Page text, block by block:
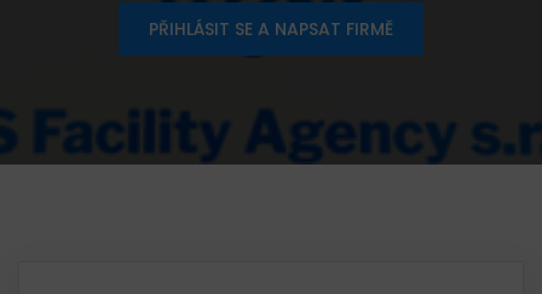
PŘIHLÁSIT SE A NAPSAT FIRMĚ